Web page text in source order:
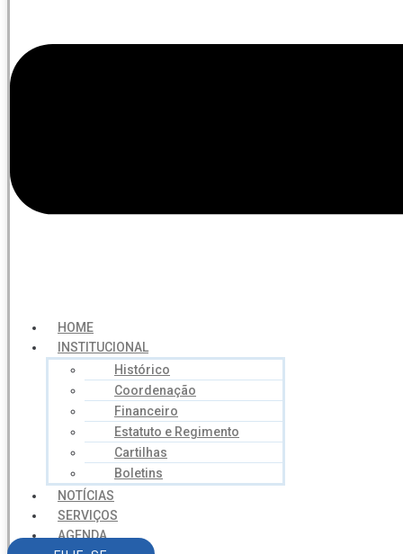
HOME
INSTITUCIONAL
Histórico
Coordenação
Financeiro
Estatuto e Regimento
Cartilhas
Boletins
NOTÍCIAS
SERVIÇOS
AGENDA